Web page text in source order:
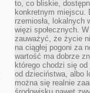
to, co bliskie,
konkretnym miejscu.
rzemiosła, lokalnych
więzi społecznych.
zauważyć, że życie
na ciągłej pogoni za
wartość ma dobrze
którego chodzi się
od dzieciństwa, albo
można się realnie